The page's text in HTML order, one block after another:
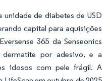
unidade de diabetes de USD
capital para aquisições
365 da Senseonics
por adesivo, e a
idosos com pele frágil. A